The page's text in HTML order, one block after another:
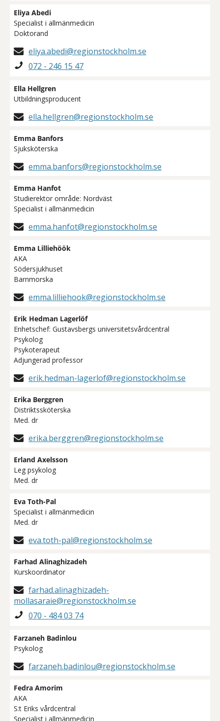
Eliya Abedi
Specialist i allmänmedicin
Doktorand
eliya.abedi@regionstockholm.se
072 - 246 15 47
Ella Hellgren
Utbildningsproducent
ella.hellgren@regionstockholm.se
Emma Banfors
Sjuksköterska
emma.banfors@regionstockholm.se
Emma Hanfot
Studierektor område: Nordväst
Specialist i allmänmedicin
emma.hanfot@regionstockholm.se
Emma Lilliehöök
AKA
Södersjukhuset
Barnmorska
emma.lilliehook@regionstockholm.se
Erik Hedman Lagerlöf
Enhetschef: Gustavsbergs universitetsvårdcentral
Psykolog
Psykoterapeut
Adjungerad professor
erik.hedman-lagerlof@regionstockholm.se
Erika Berggren
Distriktssköterska
Med. dr
erika.berggren@regionstockholm.se
Erland Axelsson
Leg psykolog
Med. dr
Eva Toth-Pal
Specialist i allmänmedicin
Med. dr
eva.toth-pal@regionstockholm.se
Farhad Alinaghizadeh
Kurskoordinator
farhad.alinaghizadeh-
mollasaraie@regionstockholm.se
070 - 484 03 74
Farzaneh Badinlou
Psykolog
farzaneh.badinlou@regionstockholm.se
Fedra Amorim
AKA
S:t Eriks vårdcentral
Specialist i allmänmedicin